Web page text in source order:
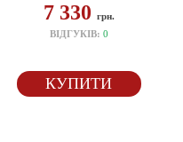
7 330 грн.
ВІДГУКІВ: 0
КУПИТИ